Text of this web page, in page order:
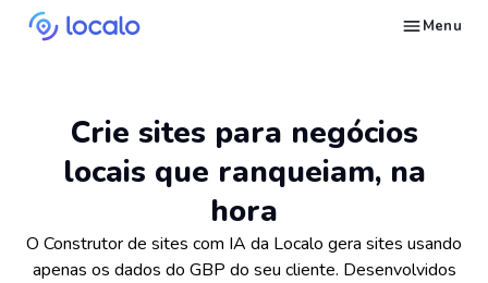
Menu
Crie sites para negócios
locais que ranqueiam, na
hora
O Construtor de sites com IA da Localo gera sites usando
apenas os dados do GBP do seu cliente. Desenvolvidos